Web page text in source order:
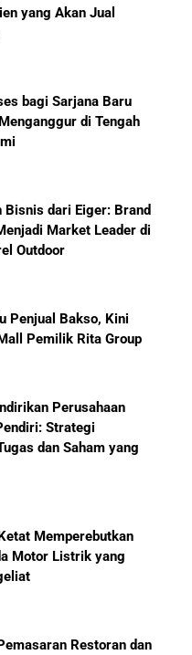
Kulakan Barang
Tentang On Cloud:
Sedang Viral di Asia
Onitsuka Tiger: 8 Fakta
Balik Sepatu Ikonik
Bisnis dari Eiger:
Yang Menjadi Market
Membangun Resto
Kopi Kenangan,
Branding dan
Bisa Kamu Tiru
Karyawan ke
Orang Lain
Adalah Langkah
di Perusahaan
Sendiri
yang Akan Jual
bagi Sarjana Baru
di Tengah
Bisnis dari Eiger: Brand
Market Leader di
Outdoor
Penjual Bakso, Kini
Pemilik Rita Group
Perusahaan
Strategi
dan Saham yang
Memperebutkan
Motor Listrik yang
Restoran dan